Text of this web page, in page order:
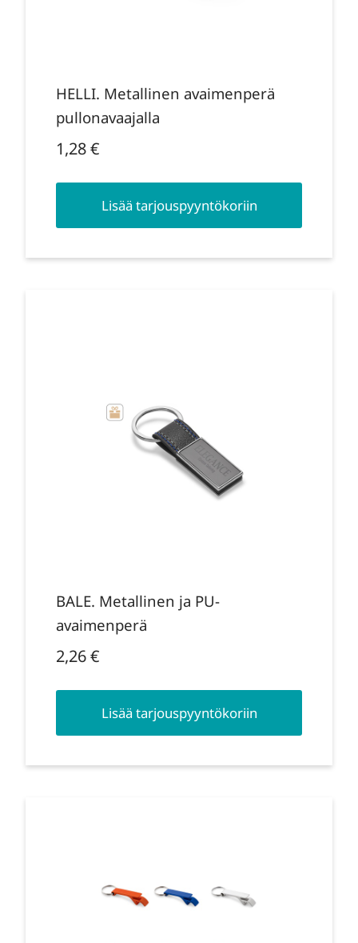
HELLI. Metallinen avaimenperä
pullonavaajalla
1,28€
Lisää tarjouspyyntökoriin
BALE. Metallinen ja PU-
avaimenperä
2,26€
Lisää tarjouspyyntökoriin